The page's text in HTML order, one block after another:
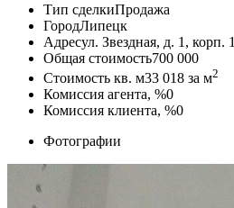
Тип сделкиПродажа
ГородЛипецк
Адресул. Звездная, д. 1, корп. 1
Общая стоимость700 000
Стоимость кв. м33 018 за м2
Комиссия агента, %0
Комиссия клиента, %0
Фотографии